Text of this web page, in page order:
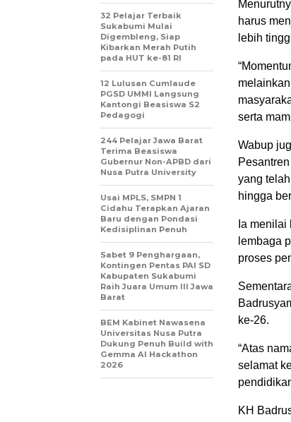
harus
lebih
serta
Wabup
yang
hingga
Ia
lembaga
proses
ke-26.
“Atas
selamat
KH
32 Pelajar Terbaik
Sukabumi Mulai
Digembleng, Siap
Kibarkan Merah Putih
pada HUT ke-81 RI
12 Lulusan Cumlaude
PGSD UMMI Langsung
Kantongi Beasiswa S2
Pedagogi
244 Pelajar Jawa Barat
Terima Beasiswa
Gubernur Non-APBD dari
Nusa Putra University
Usai MPLS, SMPN 1
Cidahu Terapkan Ajaran
Baru dengan Pondasi
Kedisiplinan Penuh
Sabet 9 Penghargaan,
Kontingen Pentas PAI SD
Kabupaten Sukabumi
Raih Juara Umum III Jawa
Barat
BEM Kabinet Nawasena
Universitas Nusa Putra
Dukung Penuh Build with
Gemma AI Hackathon
2026